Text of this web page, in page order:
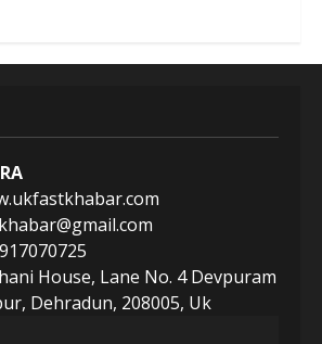
House, Lane No. 4 Devpuram
Dehradun, 208005, Uk